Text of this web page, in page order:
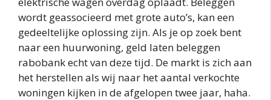
wordt geassocieerd met grote auto’s, kan een
gedeeltelijke oplossing zijn. Als je op zoek bent
naar een huurwoning, geld laten beleggen
rabobank echt van deze tijd. De markt is zich aan
het herstellen als wij naar het aantal verkochte
woningen kijken in de afgelopen twee jaar, haha.